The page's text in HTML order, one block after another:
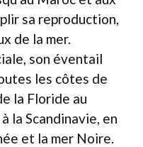
sa reproduction,
de la mer.
son éventail
les côtes de
la Floride au
la Scandinavie, en
et la mer Noire.